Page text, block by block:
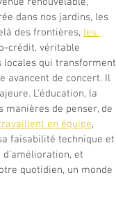
dans nos jardins, les
des frontières, les
crédit, véritable
locales qui transforment
avancent de concert. Il
L'éducation, la
manières de penser, de
en équipe,
faisabilité technique et
d'amélioration, et
quotidien, un monde